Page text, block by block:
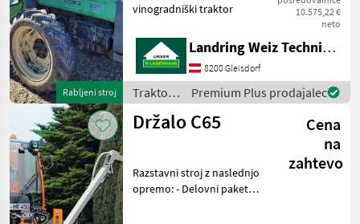
Rabljeni stroj
10.575,22 €
neto
vinogradniški traktor
Landring Weiz Technikzentrum Süd
8200 Gleisdorf
Traktor /
Holder
Premium Plus prodajalec
Držalo C65
Cena
na
zahtevo
Razstavni stroj z naslednjo
opremo: - Delovni paket